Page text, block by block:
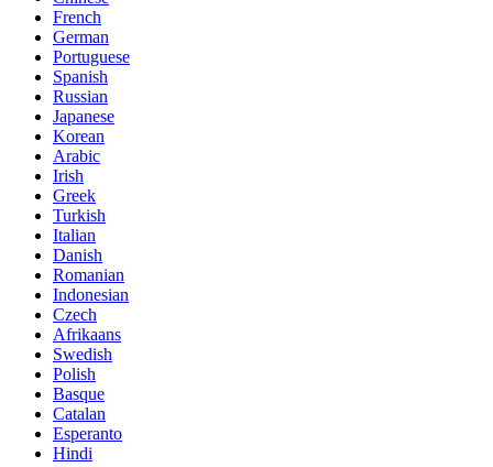
French
German
Portuguese
Spanish
Russian
Japanese
Korean
Arabic
Irish
Greek
Turkish
Italian
Danish
Romanian
Indonesian
Czech
Afrikaans
Swedish
Polish
Basque
Catalan
Esperanto
Hindi